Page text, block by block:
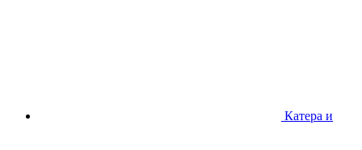
Катера и